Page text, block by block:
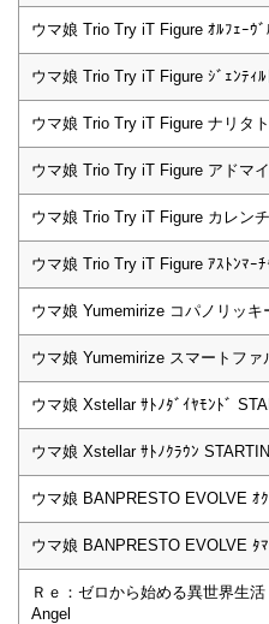
ウマ娘 Trio Try iT Figure ｵﾙﾌｪｰｳﾞ
ウマ娘 Trio Try iT Figure ｼﾞｪﾝﾃｨﾙ
ウマ娘 Trio Try iT Figure ナリタ
ウマ娘 Trio Try iT Figure アドマ
ウマ娘 Trio Try iT Figure カレン
ウマ娘 Trio Try iT Figure ｱｽﾄﾝﾏｰﾁ
ウマ娘 Yumemirize コパノリッキ
ウマ娘 Yumemirize スマートファ
ウマ娘 Xstellar ｻﾄﾉﾀﾞｲﾔﾓﾝﾄﾞ
ウマ娘 Xstellar ｻﾄﾉｸﾗｳﾝ
ウマ娘 BANPRESTO EVOLVE ｵ
ウマ娘 BANPRESTO EVOLVE ﾀ
Ｒｅ：ゼロから始める異世界生
Angel